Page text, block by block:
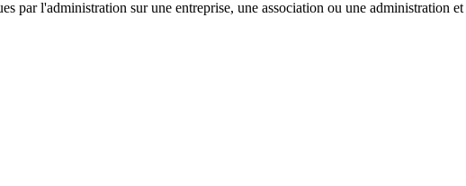
par l'administration sur une entreprise, une association ou une administration et